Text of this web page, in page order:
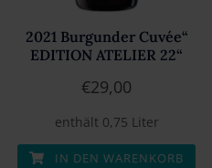
2021 Burgunder Cuvée“
EDITION ATELIER 22“
€29,00
enthält 0,75 Liter
IN DEN WARENKORB